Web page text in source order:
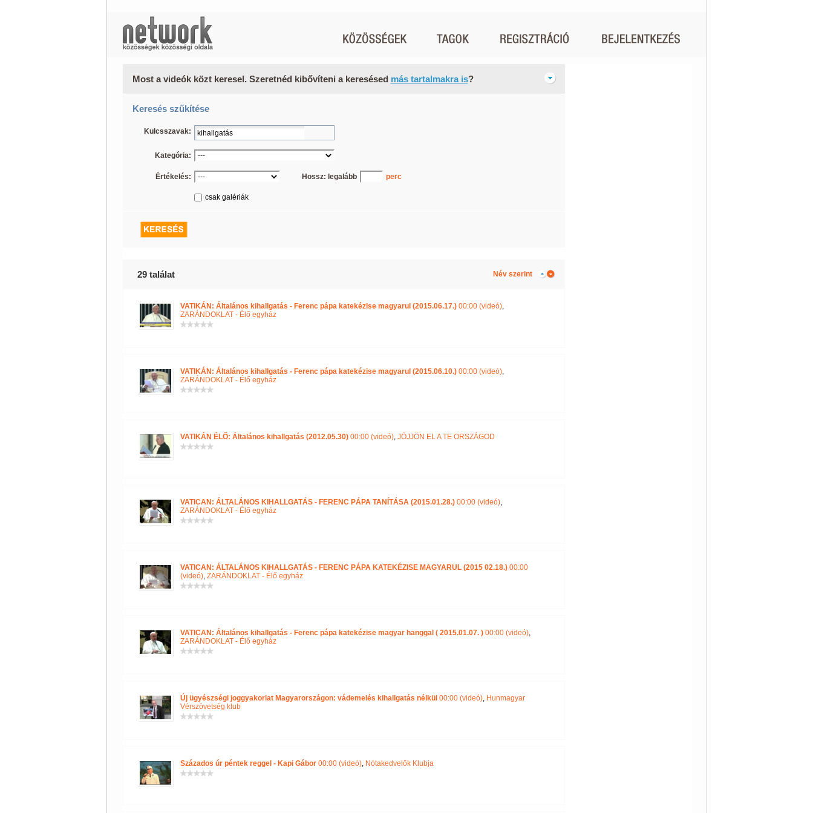
Most a videók közt keresel. Szeretnéd kibővíteni a keresésed más tartalmakra is?
Keresés szűkítése
Kulcsszavak:
Kategória:
Értékelés: Hossz: legalább perc
csak galériák
29 találat Név szerint
VATIKÁN: Általános kihallgatás - Ferenc pápa katekézise magyarul (2015.06.17.)00:00 (videó),
ZARÁNDOKLAT - Élő egyház
VATIKÁN: Általános kihallgatás - Ferenc pápa katekézise magyarul (2015.06.10.)00:00 (videó),
ZARÁNDOKLAT - Élő egyház
VATIKÁN ÉLŐ: Általános kihallgatás (2012.05.30)00:00 (videó), JÖJJÖN EL A TE ORSZÁGOD
VATICAN: ÁLTALÁNOS KIHALLGATÁS - FERENC PÁPA TANÍTÁSA (2015.01.28.)00:00 (videó),
ZARÁNDOKLAT - Élő egyház
VATICAN: ÁLTALÁNOS KIHALLGATÁS - FERENC PÁPA KATEKÉZISE MAGYARUL (2015 02.18.)00:00
(videó), ZARÁNDOKLAT - Élő egyház
VATICAN: Általános kihallgatás - Ferenc pápa katekézise magyar hanggal ( 2015.01.07. )00:00 (videó),
ZARÁNDOKLAT - Élő egyház
Új ügyészségi joggyakorlat Magyarországon: vádemelés kihallgatás nélkül 00:00 (videó), Hunmagyar
Vérszövetség klub
Százados úr péntek reggel - Kapi Gábor00:00 (videó), Nótakedvelők Klubja